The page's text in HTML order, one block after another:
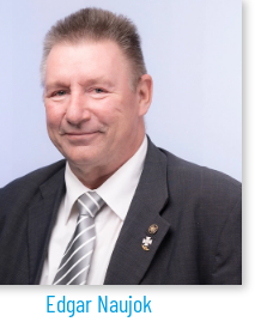
Edgar Naujok